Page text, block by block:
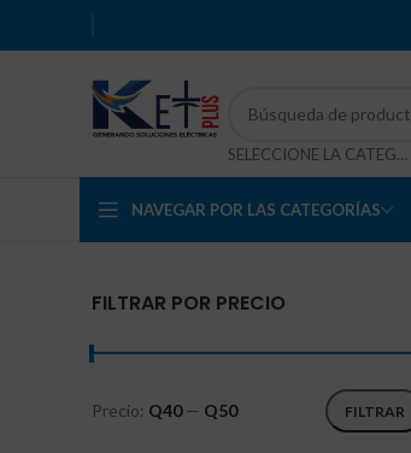
SELECCIONE LA CATEGORÍA
NAVEGAR POR LAS CATEGORÍAS
FILTRAR POR PRECIO
FILTRAR
Precio: Q40— Q50